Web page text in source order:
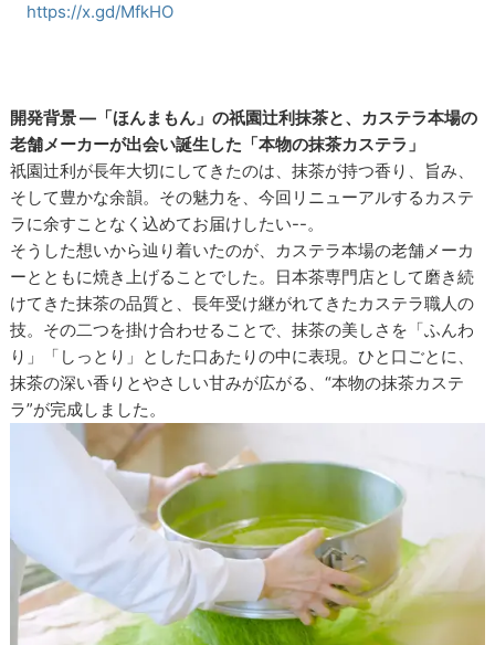
https://x.gd/MfkHO
開発背景 ―「ほんまもん」の祇園辻利抹茶と、カステラ本場の
老舗メーカーが出会い誕生した「本物の抹茶カステラ」
祇園辻利が長年大切にしてきたのは、抹茶が持つ香り、旨み、
そして豊かな余韻。その魅力を、今回リニューアルするカステ
ラに余すことなく込めてお届けしたい--。
そうした想いから辿り着いたのが、カステラ本場の老舗メーカ
ーとともに焼き上げることでした。日本茶専門店として磨き続
けてきた抹茶の品質と、長年受け継がれてきたカステラ職人の
技。その二つを掛け合わせることで、抹茶の美しさを「ふんわ
り」「しっとり」とした口あたりの中に表現。ひと口ごとに、
抹茶の深い香りとやさしい甘みが広がる、“本物の抹茶カステ
ラ”が完成しました。